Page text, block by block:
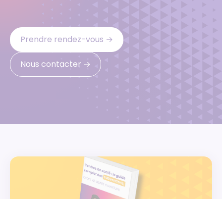
Prendre rendez-vous ‭→
Nous contacter ‭→